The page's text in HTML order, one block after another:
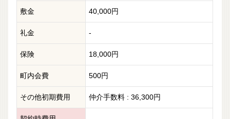
敷金 40,000円
礼金 -
保険 18,000円
町内会費 500円
その他初期費用 仲介手数料 : 36,300円